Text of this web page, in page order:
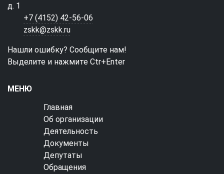
д. 1
+7 (4152) 42-56-06
zskk@zskk.ru
Нашли ошибку? Сообщите нам!
Выделите и нажмите Ctr+Enter
МЕНЮ
Главная
Об организации
Деятельность
Документы
Депутаты
Обращения